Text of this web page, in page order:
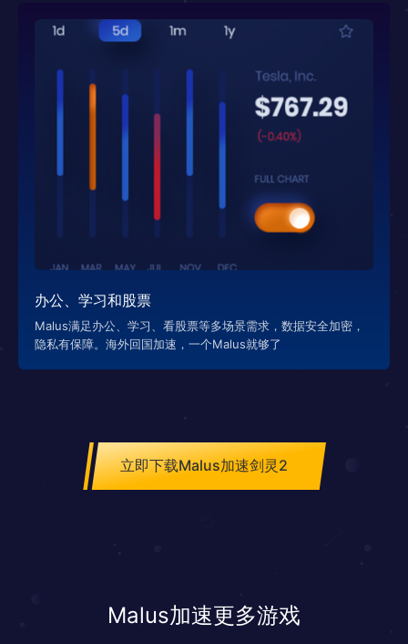
办公、学习和股票
Malus满足办公、学习、看股票等多场景需求，数据安全加密，
隐私有保障。海外回国加速，一个Malus就够了
立即下载Malus加速剑灵2
Malus加速更多游戏